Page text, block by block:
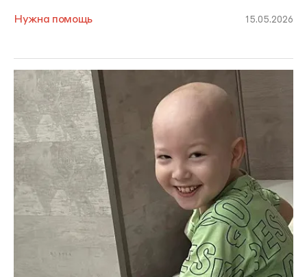
Нужна помощь 15.05.2026